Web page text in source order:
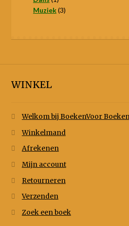
product
Muziek 33
WINKEL
Welkom bij BoekenVoor
Winkelmand
Afrekenen
Mijn account
Retourneren
Verzenden
Zoek een boek